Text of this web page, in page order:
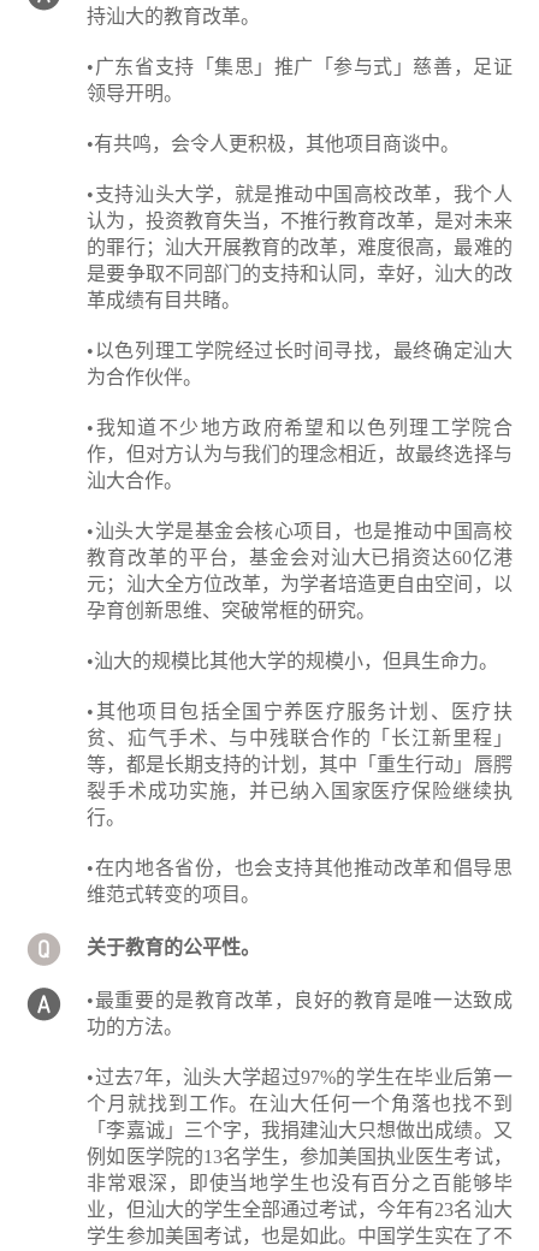
持汕大的教育改革。
•广东省支持「集思」推广「参与式」慈善，足证
领导开明。
•有共鸣，会令人更积极，其他项目商谈中。
•支持汕头大学，就是推动中国高校改革，我个人
认为，投资教育失当，不推行教育改革，是对未来
的罪行；汕大开展教育的改革，难度很高，最难的
是要争取不同部门的支持和认同，幸好，汕大的改
革成绩有目共睹。
•以色列理工学院经过长时间寻找，最终确定汕大
为合作伙伴。
•我知道不少地方政府希望和以色列理工学院合
作，但对方认为与我们的理念相近，故最终选择与
汕大合作。
•汕头大学是基金会核心项目，也是推动中国高校
教育改革的平台，基金会对汕大已捐资达60亿港
元；汕大全方位改革，为学者培造更自由空间，以
孕育创新思维、突破常框的研究。
•汕大的规模比其他大学的规模小，但具生命力。
•其他项目包括全国宁养医疗服务计划、医疗扶
贫、疝气手术、与中残联合作的「长江新里程」
等，都是长期支持的计划，其中「重生行动」唇腭
裂手术成功实施，并已纳入国家医疗保险继续执
行。
•在内地各省份，也会支持其他推动改革和倡导思
维范式转变的项目。
关于教育的公平性。
•最重要的是教育改革，良好的教育是唯一达致成
功的方法。
•过去7年，汕头大学超过97%的学生在毕业后第一
个月就找到工作。在汕大任何一个角落也找不到
「李嘉诚」三个字，我捐建汕大只想做出成绩。又
例如医学院的13名学生，参加美国执业医生考试，
非常艰深，即使当地学生也没有百分之百能够毕
业，但汕大的学生全部通过考试，今年有23名汕大
学生参加美国考试，也是如此。中国学生实在了不